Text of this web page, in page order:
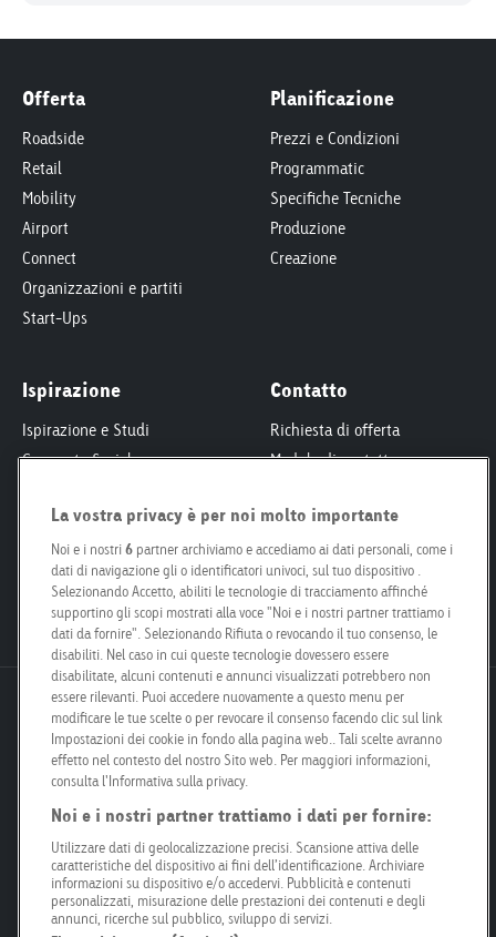
Offerta
Roadside
Retail
Mobility
Airport
Connect
Organizzazioni e partiti
Start-Ups
Planificazione
Prezzi e Condizioni
Programmatic
Specifiche Tecniche
Produzione
Creazione
Ispirazione
Ispirazione e Studi
Corporate Social
Smart City
Engagement
Poster Safari
Contatto
Richiesta di offerta
Modulo di contatto
Per proprietari fondiari
Le nostre filiali
Kit per i media
Posizioni aperte
Goldbach Neo OOH AG
Bösch 67
6331 Hünenberg
info@goldbachneo.com
+41 58 455 50 00
Directions
La vostra privacy è per noi molto importante
Noi e i nostri6 partner archiviamo e accediamo ai dati personali, come i
dati di navigazione gli o identificatori univoci, sul tuo dispositivo .
Selezionando Accetto, abiliti le tecnologie di tracciamento affinché
supportino gli scopi mostrati alla voce "Noi e i nostri partner trattiamo i
dati da fornire". Selezionando Rifiuta o revocando il tuo consenso, le
disabiliti. Nel caso in cui queste tecnologie dovessero essere
disabilitate, alcuni contenuti e annunci visualizzati potrebbero non
essere rilevanti. Puoi accedere nuovamente a questo menu per
modificare le tue scelte o per revocare il consenso facendo clic sul link
Impostazioni dei cookie in fondo alla pagina web.. Tali scelte avranno
effetto nel contesto del nostro Sito web. Per maggiori informazioni,
consulta l'Informativa sulla privacy.
Noi e i nostri partner trattiamo i dati per fornire:
Utilizzare dati di geolocalizzazione precisi. Scansione attiva delle
caratteristiche del dispositivo ai fini dell’identificazione. Archiviare
informazioni su dispositivo e/o accedervi. Pubblicità e contenuti
personalizzati, misurazione delle prestazioni dei contenuti e degli
annunci, ricerche sul pubblico, sviluppo di servizi.